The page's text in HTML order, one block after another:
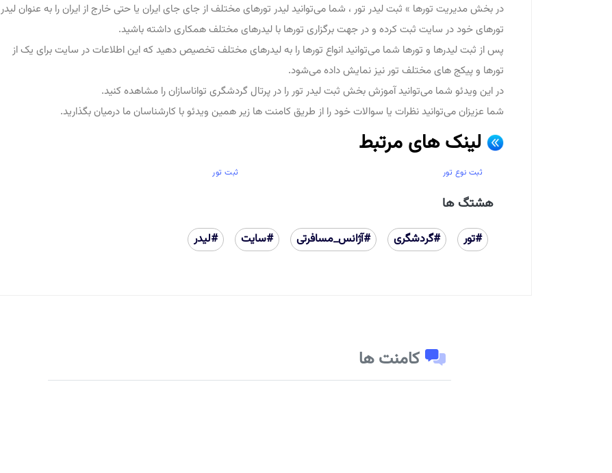
در بخش مدیریت تورها » ثبت لیدر تور ، شما می‌توانید لیدر تورهای مختلف از جای جای ایران یا حتی خارج از ایران را به عنوان لیدر
تورهای خود در سایت ثبت کرده و در جهت برگزاری تورها با لیدرهای مختلف همکاری داشته باشید.
پس از ثبت لیدرها و تورها شما می‌توانید انواع تورها را به لیدرهای مختلف تخصیص دهید که این اطلاعات در سایت برای یک از
تورها و پیکج های مختلف تور نیز نمایش داده می‌شود.
در این ویدئو شما می‌توانید آموزش بخش ثبت لیدر تور را در پرتال گردشگری تواناسازان را مشاهده کنید.
شما عزیزان می‌توانید نظرات یا سوالات خود را از طریق کامنت ها زیر همین ویدئو با کارشناسان ما درمیان بگذارید.
لینک های مرتبط
ثبت نوع تور ثبت تور
هشتگ ها
#تور #گردشگری #آژانس_مسافرتی #سایت #لیدر
کامنت ها